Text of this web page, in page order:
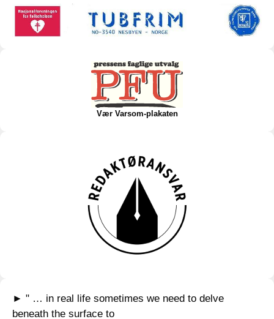
Vær Varsom-plakaten
► " … in real life sometimes we need to delve
beneath the surface to